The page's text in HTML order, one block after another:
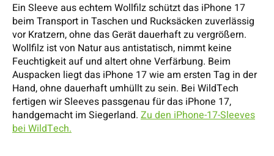
Ein Sleeve aus echtem Wollfilz schützt das iPhone 17
beim Transport in Taschen und Rucksäcken zuverlässig
vor Kratzern, ohne das Gerät dauerhaft zu vergrößern.
Wollfilz ist von Natur aus antistatisch, nimmt keine
Feuchtigkeit auf und altert ohne Verfärbung. Beim
Auspacken liegt das iPhone 17 wie am ersten Tag in der
Hand, ohne dauerhaft umhüllt zu sein. Bei WildTech
fertigen wir Sleeves passgenau für das iPhone 17,
handgemacht im Siegerland. Zu den iPhone-17-Sleeves
bei WildTech.